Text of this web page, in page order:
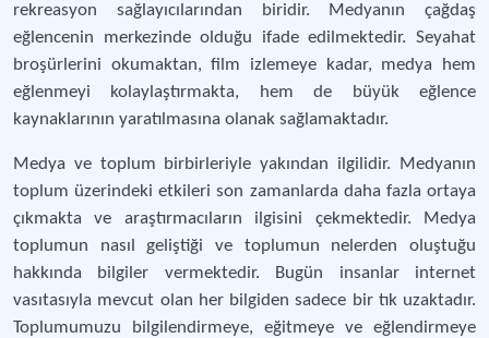
rekreasyon sağlayıcılarından biridir. Medyanın çağdaş
eğlencenin merkezinde olduğu ifade edilmektedir. Seyahat
broşürlerini okumaktan, film izlemeye kadar, medya hem
eğlenmeyi kolaylaştırmakta, hem de büyük eğlence
kaynaklarının yaratılmasına olanak sağlamaktadır.
Medya ve toplum birbirleriyle yakından ilgilidir. Medyanın
toplum üzerindeki etkileri son zamanlarda daha fazla ortaya
çıkmakta ve araştırmacıların ilgisini çekmektedir. Medya
toplumun nasıl geliştiği ve toplumun nelerden oluştuğu
hakkında bilgiler vermektedir. Bugün insanlar internet
vasıtasıyla mevcut olan her bilgiden sadece bir tık uzaktadır.
Toplumumuzu bilgilendirmeye, eğitmeye ve eğlendirmeye